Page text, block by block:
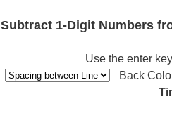
Subtract 1-Digit Numbers
Use the enter
Back